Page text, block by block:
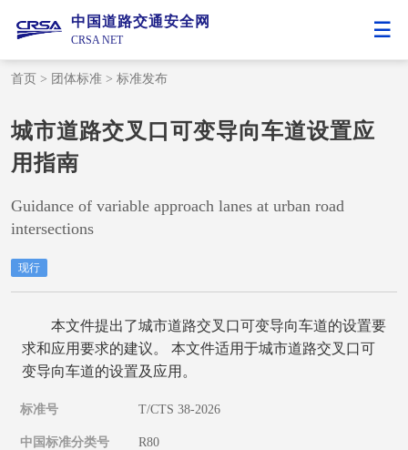
中国道路交通安全网
CRSA NET
首页 > 团体标准 > 标准发布
城市道路交叉口可变导向车道设置应
用指南
Guidance of variable approach lanes at urban road
intersections
现行
本文件提出了城市道路交叉口可变导向车道的设置要
求和应用要求的建议。 本文件适用于城市道路交叉口可
变导向车道的设置及应用。
标准号 T/CTS 38-2026
中国标准分类号 R80